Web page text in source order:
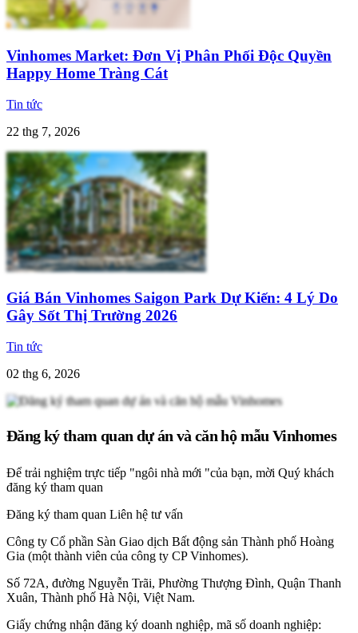
Vinhomes Market: Đơn Vị Phân Phối Độc Quyền
Happy Home Tràng Cát
Tin tức
22 thg 7, 2026
Giá Bán Vinhomes Saigon Park Dự Kiến: 4 Lý Do
Gây Sốt Thị Trường 2026
Tin tức
02 thg 6, 2026
Đăng ký tham quan dự án và căn hộ mẫu Vinhomes
Để trải nghiệm trực tiếp "ngôi nhà mới "của bạn, mời Quý khách
đăng ký tham quan
Đăng ký tham quan Liên hệ tư vấn
Công ty Cổ phần Sàn Giao dịch Bất động sản Thành phố Hoàng
Gia (một thành viên của công ty CP Vinhomes).
Số 72A, đường Nguyễn Trãi, Phường Thượng Đình, Quận Thanh
Xuân, Thành phố Hà Nội, Việt Nam.
Giấy chứng nhận đăng ký doanh nghiệp, mã số doanh nghiệp: